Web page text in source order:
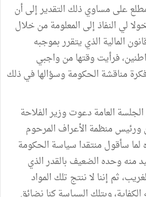
على مساوي ذلك التقدير إلى أن
لي النفاذ إلى المعلومة من خلال
المالية الذي يتقرر بموجبه
فرأيت وقتها من واجبي
مناقشة الحكومة وسؤالها في ذلك
العامة دعوت وزير الفلاحة
ورئيس منظمة الأعراف المرحوم
لما سأقول منتقدا سياسة الحكومة
منه وحده الضعيف بالقدر الذي
ثم إننا لا ننتج تلك المواد